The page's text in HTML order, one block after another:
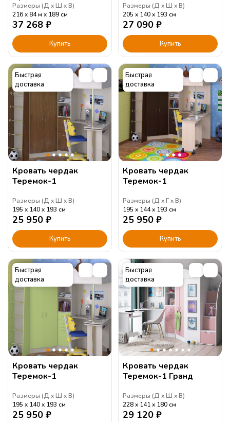
Размеры (Д Ш В)
216
84 м 189 см
37 268 ₽
Купить
Размеры (Д Ш В)
205
140 193 см
27 090 ₽
Купить
Быстрая
доставка
Кровать чердак
Теремок-1
Размеры (Д Ш В)
195
140 193 см
25 950 ₽
Купить
Быстрая
доставка
Кровать чердак
Теремок-1
Размеры (Д Г В)
195
144 193 см
25 950 ₽
Купить
Быстрая
доставка
Кровать чердак
Теремок-1
Размеры (Д Ш В)
195
140 193 см
25 950 ₽
Быстрая
доставка
Кровать чердак
Теремок-1 Гранд
Размеры (Д Ш В)
228
141 180 см
29 120 ₽